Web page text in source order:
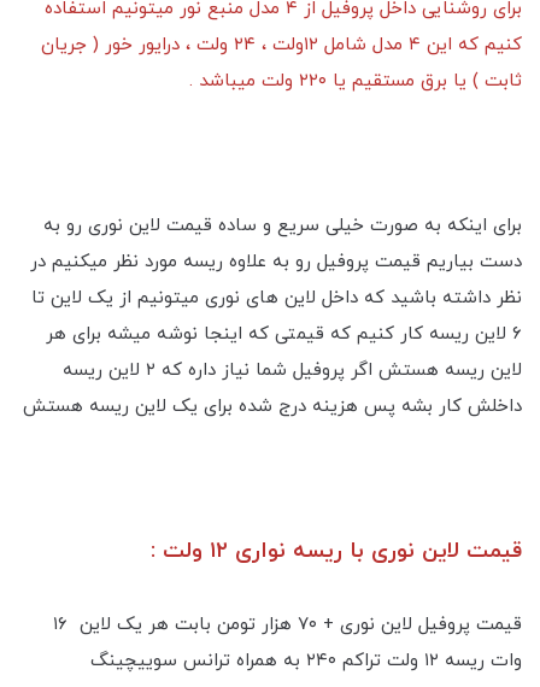
برای روشنایی داخل پروفیل از ۴ مدل منبع نور میتونیم استفاده
کنیم که این ۴ مدل شامل ۱۲ولت ، ۲۴ ولت ، درایور خور ( جریان
ثابت ) یا برق مستقیم یا ۲۲۰ ولت میباشد .
برای اینکه به صورت خیلی سریع و ساده قیمت لاین نوری رو به
دست بیاریم قیمت پروفیل رو به علاوه ریسه مورد نظر میکنیم در
نظر داشته باشید که داخل لاین های نوری میتونیم از یک لاین تا
۶ لاین ریسه کار کنیم که قیمتی که اینجا نوشه میشه برای هر
لاین ریسه هستش اگر پروفیل شما نیاز داره که ۲ لاین ریسه
داخلش کار بشه پس هزینه درج شده برای یک لاین ریسه هستش
قیمت لاین نوری با ریسه نواری ۱۲ ولت :
قیمت پروفیل لاین نوری + ۷۰ هزار تومن بابت هر یک لاین ۱۶
وات ریسه ۱۲ ولت تراکم ۲۴۰ به همراه ترانس سوییچینگ